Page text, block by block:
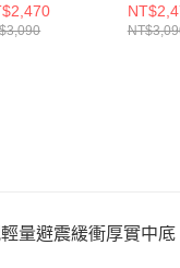
鞋
休閒鞋
量避震緩衝厚實中底